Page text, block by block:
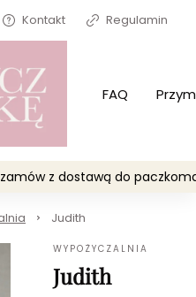
Kontakt Regulamin
FAQ
z dostawą do
Judith
WYPOŻYCZALNIA
Judith